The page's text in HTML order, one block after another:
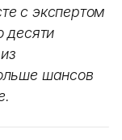
с экспертом
десяти
шансов